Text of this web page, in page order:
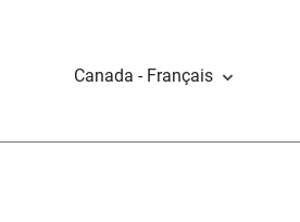
Canada - Français